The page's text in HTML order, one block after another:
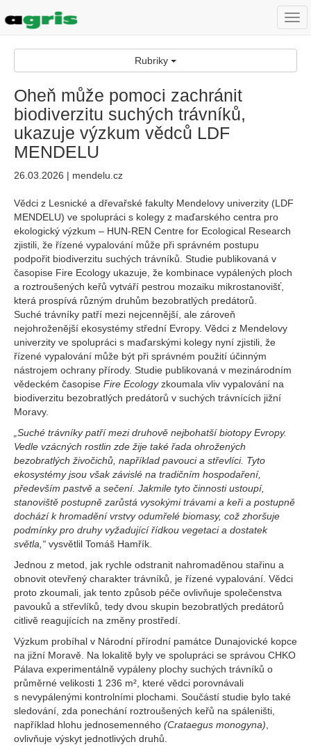
Rubriky
Oheň může pomoci zachránit
biodiverzitu suchých trávníků,
ukazuje výzkum vědců LDF
MENDELU
26.03.2026 | mendelu.cz
Vědci z Lesnické a dřevařské fakulty Mendelovy univerzity (LDF
MENDELU) ve spolupráci s kolegy z maďarského centra pro
ekologický výzkum – HUN-REN Centre for Ecological Research
zjistili, že řízené vypalování může při správném postupu
podpořit biodiverzitu suchých trávníků. Studie publikovaná v
časopise Fire Ecology ukazuje, že kombinace vypálených ploch
a roztroušených keřů vytváří pestrou mozaiku mikrostanovišť,
která prospívá různým druhům bezobratlých predátorů.
Suché trávníky patří mezi nejcennější, ale zároveň
nejohroženější ekosystémy střední Evropy. Vědci z Mendelovy
univerzity ve spolupráci s maďarskými kolegy nyní zjistili, že
řízené vypalování může být při správném použití účinným
nástrojem ochrany přírody. Studie publikovaná v mezinárodním
vědeckém časopise Fire Ecologyzkoumala vliv vypalování na
biodiverzitu bezobratlých predátorů v suchých trávnících jižní
Moravy.
„Suché trávníky patří mezi druhově nejbohatší biotopy Evropy.
Vedle vzácných rostlin zde žije také řada ohrožených
bezobratlých živočichů, například pavouci a střevlíci. Tyto
ekosystémy jsou však závislé na tradičním hospodaření,
především pastvě a sečení. Jakmile tyto činnosti ustoupí,
stanoviště postupně zarůstá vysokými trávami a keři a postupně
dochází k hromadění vrstvy odumřelé biomasy, což zhoršuje
podmínky pro druhy vyžadující řídkou vegetaci a dostatek
světla,“ vysvětlil Tomáš Hamřík.
Jednou z metod, jak rychle odstranit nahromaděnou stařinu a
obnovit otevřený charakter trávníků, je řízené vypalování. Vědci
proto zkoumali, jak tento způsob péče ovlivňuje společenstva
pavouků a střevlíků, tedy dvou skupin bezobratlých predátorů
citlivě reagujících na změny prostředí.
Výzkum probíhal v Národní přírodní památce Dunajovické kopce
na jižní Moravě. Na lokalitě byly ve spolupráci se správou CHKO
Pálava experimentálně vypáleny plochy suchých trávníků o
průměrné velikosti 1 236 m², které vědci porovnávali
s nevypálenými kontrolními plochami. Součástí studie bylo také
sledování, zda ponechání roztroušených keřů na spáleništi,
například hlohu jednosemenného (Crataegus monogyna)
ovlivňuje výskyt jednotlivých druhů.